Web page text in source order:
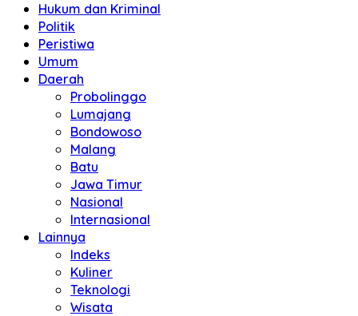
Hukum dan Kriminal
Politik
Peristiwa
Umum
Daerah
Probolinggo
Lumajang
Bondowoso
Malang
Batu
Jawa Timur
Nasional
Internasional
Lainnya
Indeks
Kuliner
Teknologi
Wisata